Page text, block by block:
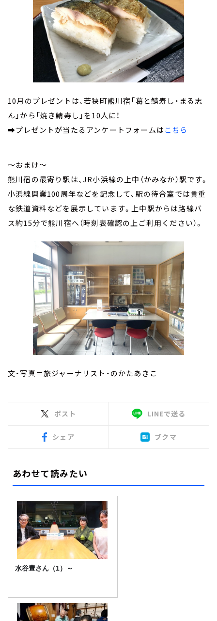
10月のプレゼントは、若狭町熊川宿「葛と鯖寿し・まる志
ん」から「焼き鯖寿し」を10人に！
➡︎プレゼントが当たるアンケートフォームはこちら
～おまけ～
熊川宿の最寄り駅は、JR小浜線の上中（かみなか）駅です。
小浜線開業100周年などを記念して、駅の待合室では貴重
な鉄道資料などを展示しています。上中駅からは路線バ
ス約15分で熊川宿へ（時刻表確認の上ご利用ください）。
文・写真＝旅ジャーナリスト・のかたあきこ
ポスト LINEで送る
シェア ブクマ
あわせて読みたい
水谷豊さん（1）～